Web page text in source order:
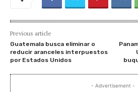
Previous article
Guatemala busca eliminar o
reducir aranceles interpuestos
por Estados Unidos
- Advertisement -